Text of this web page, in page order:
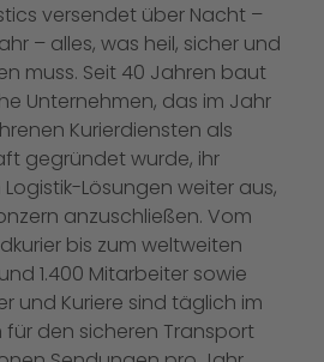
versendet über Nacht –
– alles, was heil, sicher und
muss. Seit 40 Jahren baut
Unternehmen, das im Jahr
Kurierdiensten als
gegründet wurde, ihr
Lösungen weiter aus,
anzuschließen. Vom
bis zum weltweiten
1.400 Mitarbeiter sowie
und Kuriere sind täglich im
für den sicheren Transport